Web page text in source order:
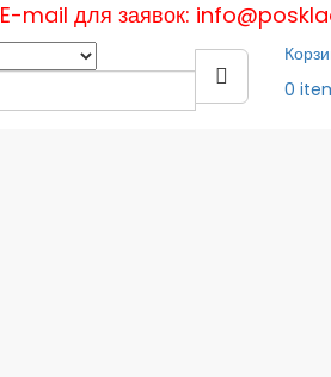
E-mail для заявок:
0